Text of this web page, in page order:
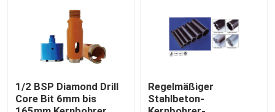
Stein Diamond Blade
1/2 BSP Diamond Drill
Core Bit 6mm bis
Regelmäßiger
Stahlbeton-